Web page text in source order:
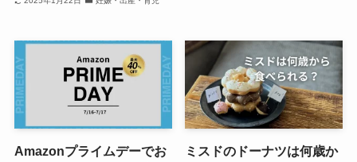
Amazonプライムデーでお
ミスドのドーナツは何歳か